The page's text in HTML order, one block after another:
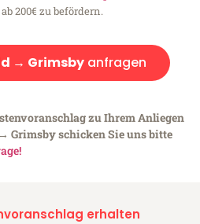
ab 200€ zu befördern.
→ Grimsby anfragen
zu Ihrem Anliegen
Grimsby schicken Sie uns bitte
erhalten